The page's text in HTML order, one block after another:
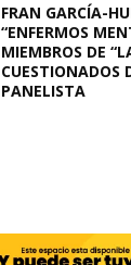
FRAN GARCÍA-
“ENFERMOS
MIEMBROS DE
CUESTIONADOS
PANELISTA